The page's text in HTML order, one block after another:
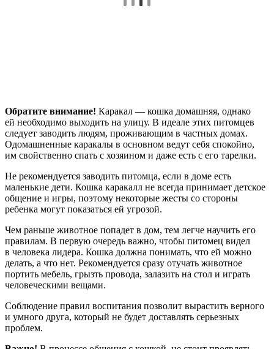
Обратите внимание! Каракал — кошка домашняя, однако
ей необходимо выходить на улицу. В идеале этих питомцев
следует заводить людям, проживающим в частных домах.
Одомашненные каракалы в основном ведут себя спокойно,
им свойственно спать с хозяином и даже есть с его тарелки.
Не рекомендуется заводить питомца, если в доме есть
маленькие дети. Кошка каракалл не всегда принимает детское
общение и игры, поэтому некоторые жесты со стороны
ребенка могут показаться ей угрозой.
Чем раньше животное попадет в дом, тем легче научить его
правилам. В первую очередь важно, чтобы питомец видел
в человека лидера. Кошка должна понимать, что ей можно
делать, а что нет. Рекомендуется сразу отучать животное
портить мебель, грызть провода, залазить на стол и играть
человеческими вещами.
Соблюдение правил воспитания позволит вырастить верного
и умного друга, который не будет доставлять серьезных
проблем.